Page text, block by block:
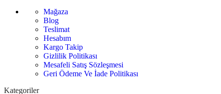
Mağaza
Blog
Teslimat
Hesabım
Kargo Takip
Gizlilik Politikası
Mesafeli Satış Sözleşmesi
Geri Ödeme Ve İade Politikası
Kategoriler